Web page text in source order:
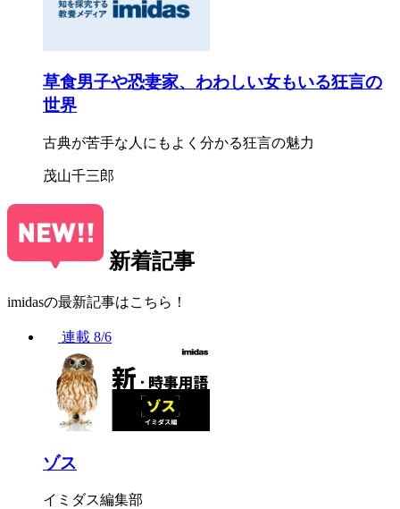
草食男子や恐妻家、わわしい女もいる狂言の
世界
古典が苦手な人にもよく分かる狂言の魅力
茂山千三郎
新着記事
imidasの最新記事はこちら！
連載 8/6
ゾス
イミダス編集部